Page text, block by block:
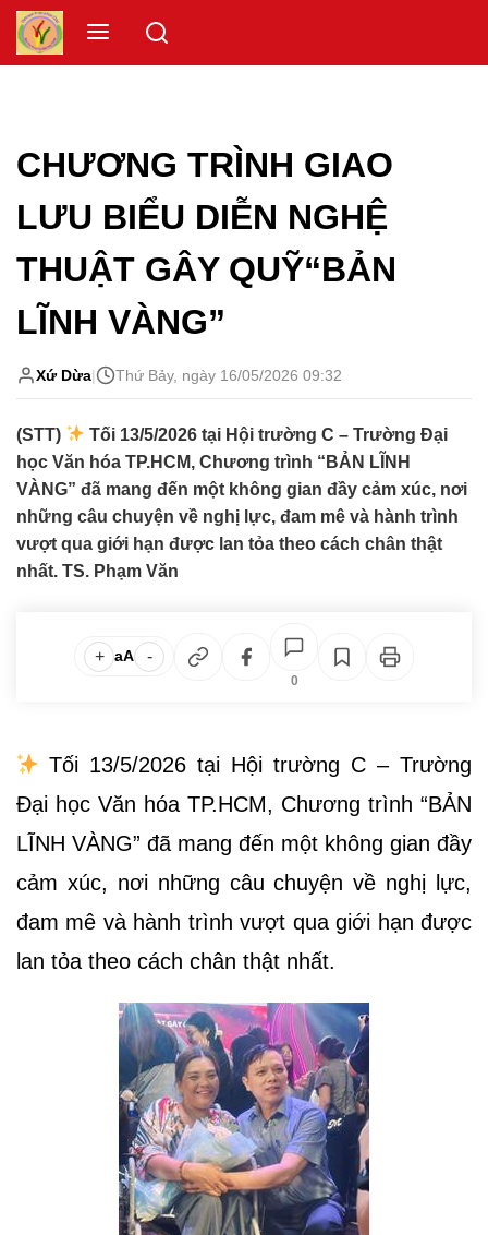
Skip
content
Menu
CHƯƠNG TRÌNH GIAO
LƯU BIỂU DIỄN NGHỆ
THUẬT GÂY QUỸ“BẢN
LĨNH VÀNG”
Xứ Dừa| Thứ Bảy, ngày 16/05/2026 09:32
(STT)
Tối 13/5/2026 tại Hội trường C – Trường Đại
học Văn hóa TP.HCM, Chương trình “BẢN LĨNH
VÀNG” đã mang đến một không gian đầy cảm xúc, nơi
những câu chuyện về nghị lực, đam mê và hành trình
vượt qua giới hạn được lan tỏa theo cách chân thật
nhất. TS. Phạm Văn
+ aA -
0
Tối 13/5/2026 tại Hội trường C – Trường
Đại học Văn hóa TP.HCM, Chương trình “BẢN
LĨNH VÀNG” đã mang đến một không gian đầy
cảm xúc, nơi những câu chuyện về nghị lực,
đam mê và hành trình vượt qua giới hạn được
lan tỏa theo cách chân thật nhất.